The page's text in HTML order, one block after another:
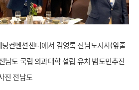
컨벤션센터에서 김영록 전남도지사(앞줄
남도 국립 의과대학 설립 유치 범도민추진
진 전남도